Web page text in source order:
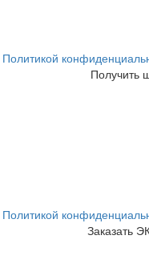
Политикой
Получить
Политикой
Заказать